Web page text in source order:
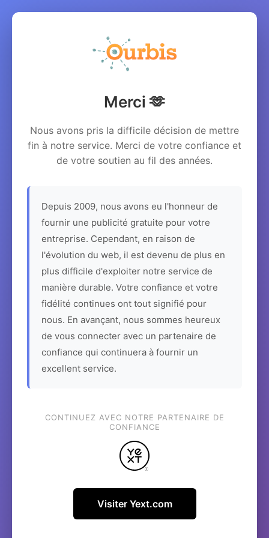
Merci 🫶
Nous avons pris la difficile décision de mettre
fin à notre service. Merci de votre confiance et
de votre soutien au fil des années.
Depuis 2009, nous avons eu l'honneur de
fournir une publicité gratuite pour votre
entreprise. Cependant, en raison de
l'évolution du web, il est devenu de plus en
plus difficile d'exploiter notre service de
manière durable. Votre confiance et votre
fidélité continues ont tout signifié pour
nous. En avançant, nous sommes heureux
de vous connecter avec un partenaire de
confiance qui continuera à fournir un
excellent service.
CONTINUEZ AVEC NOTRE PARTENAIRE DE
CONFIANCE
Visiter Yext.com